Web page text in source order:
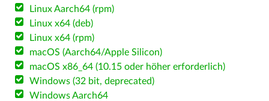
Linux Aarch64 (rpm)
Linux x64 (deb)
Linux x64 (rpm)
macOS (Aarch64/Apple Silicon)
macOS x86_64 (10.15 oder höher erforderlich)
Windows (32 bit, deprecated)
Windows Aarch64